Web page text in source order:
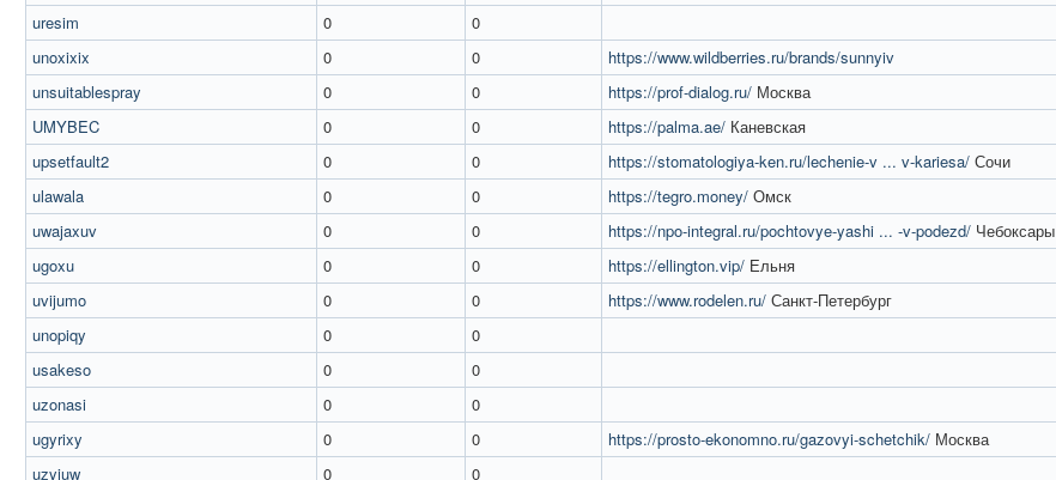
uresim
0 0
unoxixix
0 0 https://www.wildberries.ru/brands/sunnyiv
unsuitablespray
0 0 https://prof-dialog.ru/ Москва
UMYBEC
0 0 https://palma.ae/ Каневская
upsetfault2
0 0 https://stomatologiya-ken.ru/lechenie-v ... v-kariesa/ Сочи
ulawala
0 0 https://tegro.money/ Омск
uwajaxuv
0 0 https://npo-integral.ru/pochtovye-yashi ... -v-podezd/ Чебоксары
ugoxu
0 0 https://ellington.vip/ Ельня
uvijumo
0 0 https://www.rodelen.ru/ Санкт-Петербург
unopiqy
0 0
usakeso
0 0
uzonasi
0 0
ugyrixy
0 0 https://prosto-ekonomno.ru/gazovyi-schetchik/ Москва
uzyjuw
0 0